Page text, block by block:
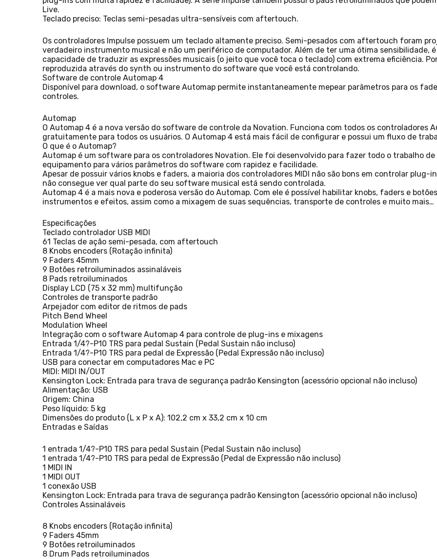
Live.
Teclado preciso: Teclas semi-pesadas ultra-sensíveis com aftertouch.
Os controladores Impulse possuem um teclado altamente preciso. Semi-pesados com aftertouch foram
verdadeiro instrumento musical e não um periférico de computador. Além de ter uma ótima sensibilidade,
capacidade de traduzir as expressões musicais (o jeito que você toca o teclado) com extrema eficiência.
reproduzida através do synth ou instrumento do software que você está controlando.
Software de controle Automap 4
Disponível para download, o software Automap permite instantaneamente mepear parâmetros para os
controles.
Automap
O Automap 4 é a nova versão do software de controle da Novation. Funciona com todos os controladores
gratuitamente para todos os usuários. O Automap 4 está mais fácil de configurar e possui um fluxo de
O que é o Automap?
Automap é um software para os controladores Novation. Ele foi desenvolvido para fazer todo o trabalho
equipamento para vários parâmetros do software com rapidez e facilidade.
Apesar de possuir vários knobs e faders, a maioria dos controladores MIDI não são bons em controlar plug-
não consegue ver qual parte do seu software musical está sendo controlada.
Automap 4 é a mais nova e poderosa versão do Automap. Com ele é possível habilitar knobs, faders e
instrumentos e efeitos, assim como a mixagem de suas sequências, transporte de controles e muito mais…
Especificações
Teclado controlador USB MIDI
61 Teclas de ação semi-pesada, com aftertouch
8 Knobs encoders (Rotação infinita)
9 Faders 45mm
9 Botões retroiluminados assinaláveis
8 Pads retroiluminados
Display LCD (75 x 32 mm) multifunção
Controles de transporte padrão
Arpejador com editor de ritmos de pads
Pitch Bend Wheel
Modulation Wheel
Integração com o software Automap 4 para controle de plug-ins e mixagens
Entrada 1/4?-P10 TRS para pedal Sustain (Pedal Sustain não incluso)
Entrada 1/4?-P10 TRS para pedal de Expressão (Pedal Expressão não incluso)
USB para conectar em computadores Mac e PC
MIDI: MIDI IN/OUT
Kensington Lock: Entrada para trava de segurança padrão Kensington (acessório opcional não incluso)
Alimentação: USB
Origem: China
Peso líquido: 5 kg
Dimensões do produto (L x P x A): 102,2 cm x 33,2 cm x 10 cm
Entradas e Saídas
1 entrada 1/4?-P10 TRS para pedal Sustain (Pedal Sustain não incluso)
1 entrada 1/4?-P10 TRS para pedal de Expressão (Pedal de Expressão não incluso)
1 MIDI IN
1 MIDI OUT
1 conexão USB
Kensington Lock: Entrada para trava de segurança padrão Kensington (acessório opcional não incluso)
Controles Assinaláveis
8 Knobs encoders (Rotação infinita)
9 Faders 45mm
9 Botões retroiluminados
8 Drum Pads retroiluminados